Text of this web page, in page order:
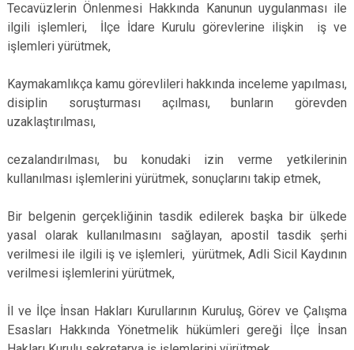
Tecavüzlerin Önlenmesi Hakkında Kanunun uygulanması ile
ilgili işlemleri, İlçe İdare Kurulu görevlerine ilişkin iş ve
işlemleri yürütmek,
Kaymakamlıkça kamu görevlileri hakkında inceleme yapılması,
disiplin soruşturması açılması, bunların görevden
uzaklaştırılması,
cezalandırılması, bu konudaki izin verme yetkilerinin
kullanılması işlemlerini yürütmek, sonuçlarını takip etmek,
Bir belgenin gerçekliğinin tasdik edilerek başka bir ülkede
yasal olarak kullanılmasını sağlayan, apostil tasdik şerhi
verilmesi ile ilgili iş ve işlemleri, yürütmek, Adli Sicil Kaydının
verilmesi işlemlerini yürütmek,
İl ve İlçe İnsan Hakları Kurullarının Kuruluş, Görev ve Çalışma
Esasları Hakkında Yönetmelik hükümleri gereği İlçe İnsan